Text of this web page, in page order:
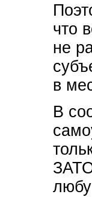
что
не
в
В